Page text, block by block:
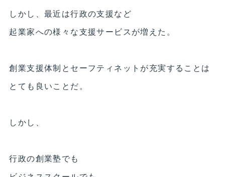
しかし、最近は行政の支援など
起業家への様々な支援サービスが増えた。
創業支援体制とセーフティネットが充実することは
とても良いことだ。
しかし、
行政の創業塾でも